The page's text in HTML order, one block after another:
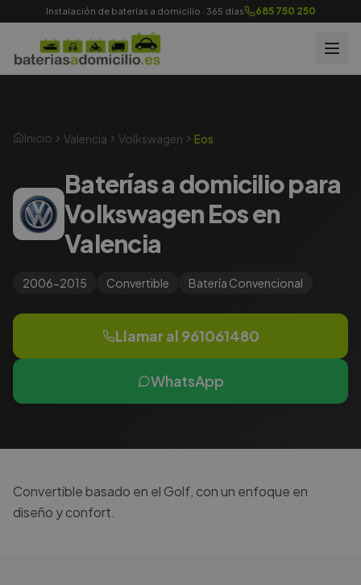
Instalación de baterías a domicilio · 365 días 685 750 250
Inicio Valencia Volkswagen Eos
Baterías a domicilio para
Volkswagen Eos en
Valencia
2006-2015 Convertible Batería Convencional
Llamar al 961061480
WhatsApp
Convertible basado en el Golf, con un enfoque en
diseño y confort.